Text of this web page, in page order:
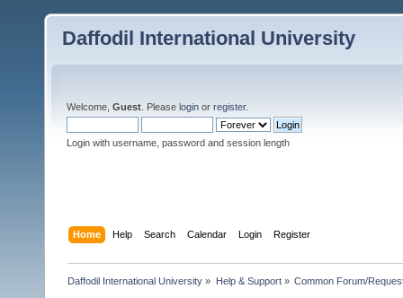
Daffodil International University
Welcome, Guest . Please login or register.
Login with username, password and session length
Home Help Search Calendar Login Register
Daffodil International University » Help & Support» Common Forum/